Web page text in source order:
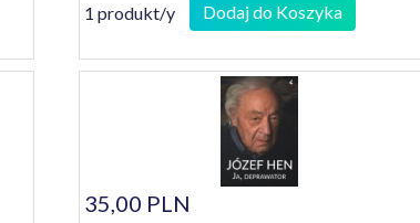
1 produkt/y Dodaj do Koszyka
35,00 PLN